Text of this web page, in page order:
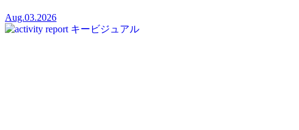
Aug.03.2026